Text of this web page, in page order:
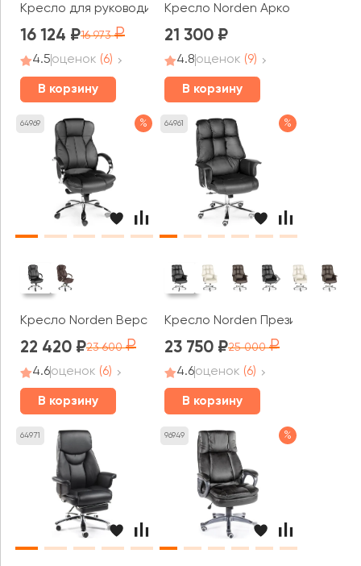
Кресло для руководителя AL 755
16 124 16 973
4.5оценок (6)
В корзину
Кресло Norden Арко грэй /
21 300
4.8оценок (9)
В корзину
64969 %
Кресло Norden Верса
22 420 23 600
4.6оценок (6)
В корзину
64961 %
Кресло Norden Президент
23 750 25 000
4.6оценок (6)
В корзину
64971 96949 %